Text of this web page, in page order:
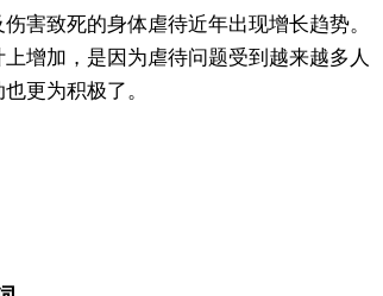
害致死的身体虐待近年出现增长趋势。
增加，是因为虐待问题受到越来越多人
更为积极了。